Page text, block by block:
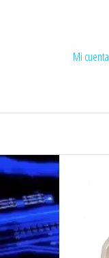
Mi cuenta